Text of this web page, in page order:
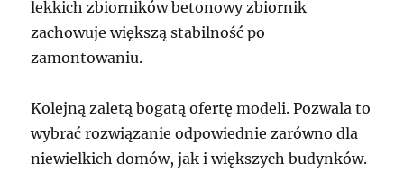
lekkich zbiorników betonowy zbiornik
zachowuje większą stabilność po
zamontowaniu.
Kolejną zaletą bogatą ofertę modeli. Pozwala to
wybrać rozwiązanie odpowiednie zarówno dla
niewielkich domów, jak i większych budynków.